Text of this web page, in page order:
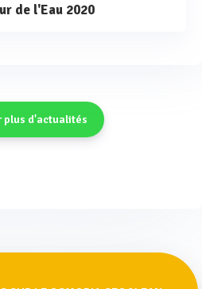
de l'Eau 2020
plus d'actualités